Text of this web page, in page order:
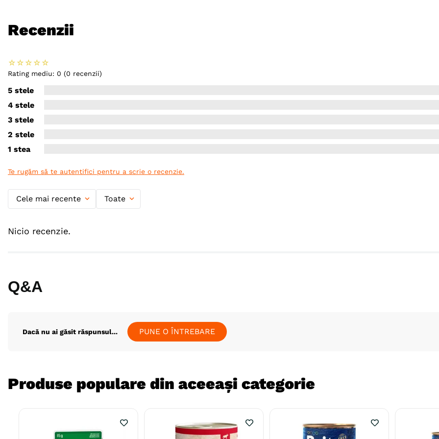
Recenzii
☆ ☆ ☆ ☆ ☆
Rating mediu: 0 (0 recenzii)
5 stele
4 stele
3 stele
2 stele
1 stea
Te rugăm să te autentifici pentru a scrie o recenzie.
Cele mai recente Toate
Nicio recenzie.
Q&A
Dacă nu ai găsit răspunsul... PUNE O ÎNTREBARE
Produse populare din aceeași categorie